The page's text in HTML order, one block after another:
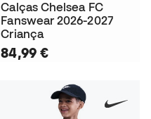
Calças Chelsea FC
Fanswear 2026-2027
Criança
84,99 €